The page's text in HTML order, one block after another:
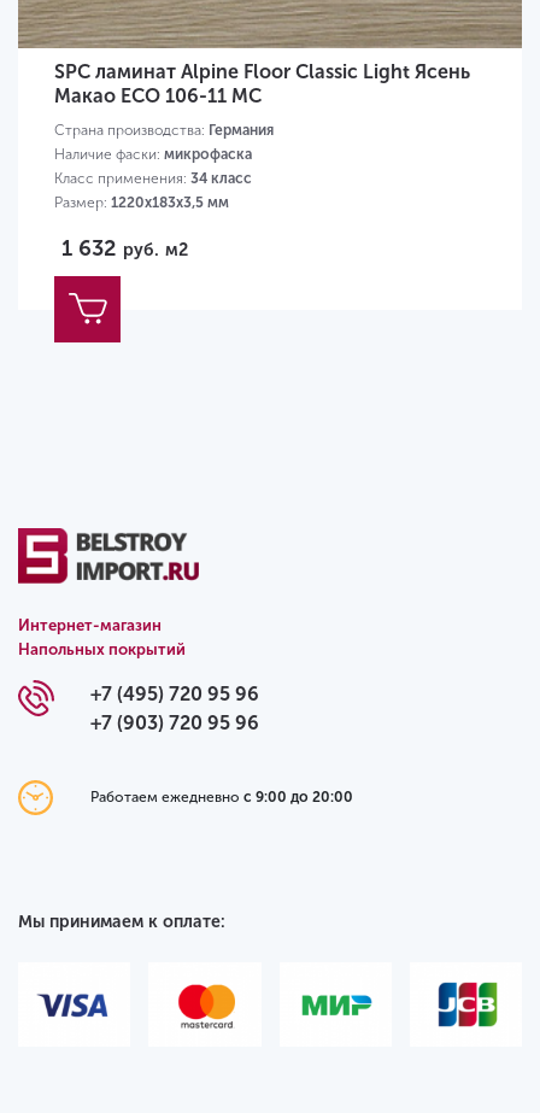
SPC ламинат Alpine Floor Classic Light Ясень
Макао ECO 106-11 MC
Страна производства: Германия
Наличие фаски: микрофаска
Класс применения: 34 класс
Размер: 1220х183х3,5 мм
1 632 руб. м2
Интернет-магазин
Напольных покрытий
+7 (495) 720 95 96
+7 (903) 720 95 96
Работаем ежедневно с 9:00 до 20:00
Мы принимаем к оплате: